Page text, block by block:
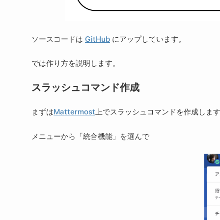
ソースコードは GitHub にアップしています。
では作り方を説明します。
スラッシュコマンド作成
まずはMattermost上でスラッシュコマンドを作成しま
メニューから「統合機能」を選んで